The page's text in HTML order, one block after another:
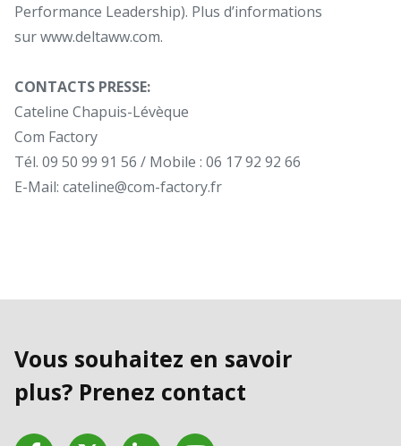
Performance Leadership). Plus d’informations
surwww.deltaww.com.
CONTACTS PRESSE:
Cateline Chapuis-Lévèque
Com Factory
Tél. 09 50 99 91 56 / Mobile : 06 17 92 92 66
E-Mail: cateline@com-factory.fr
Vous souhaitez en savoir
plus? Prenez contact